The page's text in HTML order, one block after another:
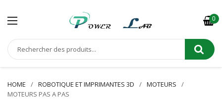
0
HOME ROBOTIQUE ET IMPRIMANTES 3D
MOTEURS
MOTEURS PAS A PAS